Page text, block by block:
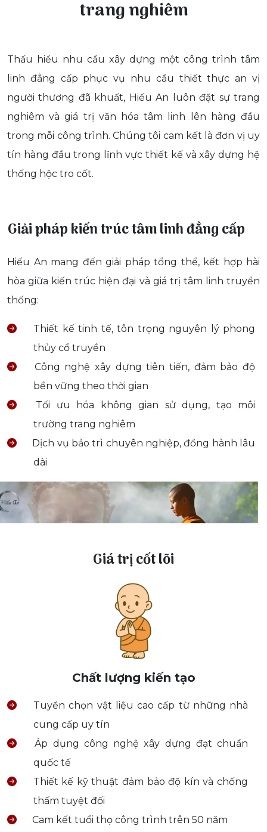
trang nghiêm
Thấu hiểu nhu cầu xây dựng một công trình tâm
linh đẳng cấp phục vụ nhu cầu thiết thực an vị
người thương đã khuất, Hiếu An luôn đặt sự trang
nghiêm và giá trị văn hóa tâm linh lên hàng đầu
trong mỗi công trình. Chúng tôi cam kết là đơn vị uy
tín hàng đầu trong lĩnh vực thiết kế và xây dựng hệ
thống hộc tro cốt.
Giải pháp kiến trúc tâm linh đẳng cấp
Hiếu An mang đến giải pháp tổng thể, kết hợp hài
hòa giữa kiến trúc hiện đại và giá trị tâm linh truyền
thống:
Thiết kế tinh tế, tôn trọng nguyên lý phong
thủy cổ truyền
Công nghệ xây dựng tiên tiến, đảm bảo độ
bền vững theo thời gian
Tối ưu hóa không gian sử dụng, tạo môi
trường trang nghiêm
Dịch vụ bảo trì chuyên nghiệp, đồng hành lâu
dài
Giá trị cốt lõi
Chất lượng kiến tạo
Tuyển chọn vật liệu cao cấp từ những nhà
cung cấp uy tín
Áp dụng công nghệ xây dựng đạt chuẩn
quốc tế
Thiết kế kỹ thuật đảm bảo độ kín và chống
thấm tuyệt đối
Cam kết tuổi thọ công trình trên 50 năm